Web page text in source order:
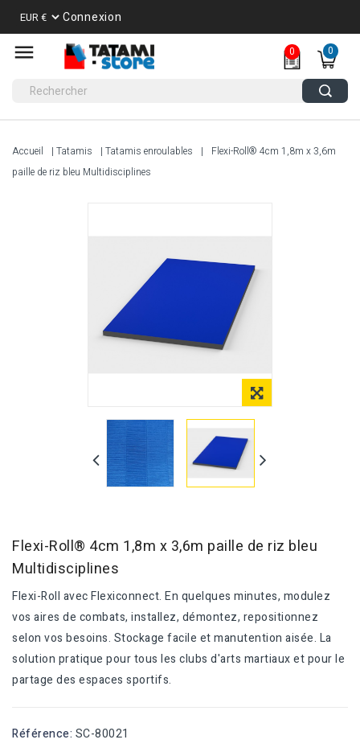
Connexion
0
0
Accueil Tatamis Tatamis enroulables
Flexi-Roll® 4cm 1,8m x 3,6m
paille de riz bleu Multidisciplines
Flexi-Roll® 4cm 1,8m x 3,6m paille de riz bleu
Multidisciplines
Flexi-Roll avec Flexiconnect. En quelques minutes, modulez
vos aires de combats, installez, démontez, repositionnez
selon vos besoins. Stockage facile et manutention aisée. La
solution pratique pour tous les clubs d'arts martiaux et pour le
partage des espaces sportifs.
Référence: SC-80021